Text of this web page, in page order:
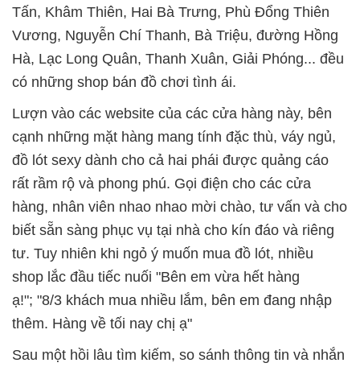
Tấn, Khâm Thiên, Hai Bà Trưng, Phù Đổng Thiên
Vương, Nguyễn Chí Thanh, Bà Triệu, đường Hồng
Hà, Lạc Long Quân, Thanh Xuân, Giải Phóng... đều
có những shop bán đồ chơi tình ái.
Lượn vào các website của các cửa hàng này, bên
cạnh những mặt hàng mang tính đặc thù, váy ngủ,
đồ lót sexy dành cho cả hai phái được quảng cáo
rất rầm rộ và phong phú. Gọi điện cho các cửa
hàng, nhân viên nhao nhao mời chào, tư vấn và cho
biết sẵn sàng phục vụ tại nhà cho kín đáo và riêng
tư. Tuy nhiên khi ngỏ ý muốn mua đồ lót, nhiều
shop lắc đầu tiếc nuối "Bên em vừa hết hàng
ạ!"; "8/3 khách mua nhiều lắm, bên em đang nhập
thêm. Hàng về tối nay chị ạ"
Sau một hồi lâu tìm kiếm, so sánh thông tin và nhắn